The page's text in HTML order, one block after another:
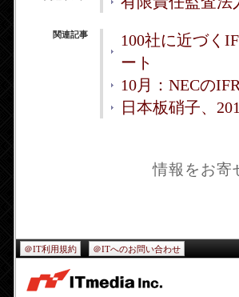
関連記事
100社に近づく
ート
10月：NECの
日本板硝子、
情報をお寄
＠IT利用規約 ＠ITへのお問い合わせ